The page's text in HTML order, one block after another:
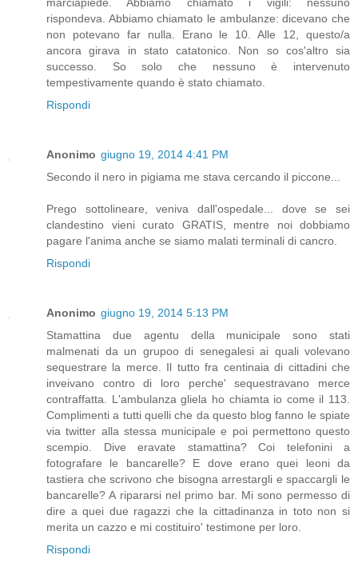
rispondeva. Abbiamo chiamato le ambulanze: dicevano che
non potevano far nulla. Erano le 10. Alle 12, questo/a
ancora girava in stato catatonico. Non so cos'altro sia
successo. So solo che nessuno è intervenuto
tempestivamente quando è stato chiamato.
Rispondi
Anonimo giugno 19, 2014 4:41 PM
Secondo il nero in pigiama me stava cercando il piccone...
Prego sottolineare, veniva dall'ospedale... dove se sei
clandestino vieni curato GRATIS, mentre noi dobbiamo
pagare l'anima anche se siamo malati terminali di cancro.
Rispondi
Anonimo giugno 19, 2014 5:13 PM
Stamattina due agentu della municipale sono stati
malmenati da un grupoo di senegalesi ai quali volevano
sequestrare la merce. Il tutto fra centinaia di cittadini che
inveivano contro di loro perche' sequestravano merce
contraffatta. L'ambulanza gliela ho chiamta io come il 113.
Complimenti a tutti quelli che da questo blog fanno le spiate
via twitter alla stessa municipale e poi permettono questo
scempio. Dive eravate stamattina? Coi telefonini a
fotografare le bancarelle? E dove erano quei leoni da
tastiera che scrivono che bisogna arrestargli e spaccargli le
bancarelle? A ripararsi nel primo bar. Mi sono permesso di
dire a quei due ragazzi che la cittadinanza in toto non si
merita un cazzo e mi costituiro' testimone per loro.
Rispondi